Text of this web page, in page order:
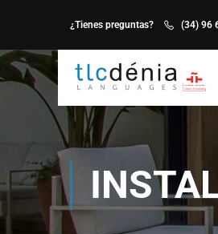
¿Tienes preguntas? (34) 96